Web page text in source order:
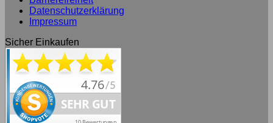
Datenschutzerklärung
Impressum
Sicher Einkaufen